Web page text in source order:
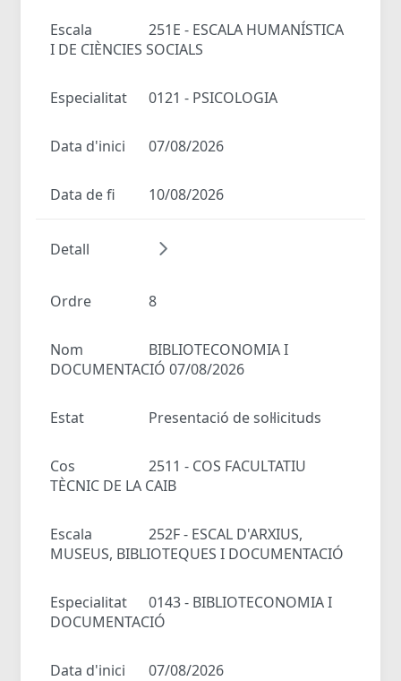
Escala
251E - ESCALA HUMANÍSTICA
I DE CIÈNCIES SOCIALS
Especialitat 0121 - PSICOLOGIA
Data d'inici 07/08/2026
Data de fi 10/08/2026
Detall
Ordre 8
Nom
BIBLIOTECONOMIA I
DOCUMENTACIÓ 07/08/2026
Estat Presentació de sol·licituds
Cos
2511 - COS FACULTATIU
TÈCNIC DE LA CAIB
Escala
252F - ESCAL D'ARXIUS,
MUSEUS, BIBLIOTEQUES I DOCUMENTACIÓ
Especialitat
0143 - BIBLIOTECONOMIA I
DOCUMENTACIÓ
Data d'inici 07/08/2026